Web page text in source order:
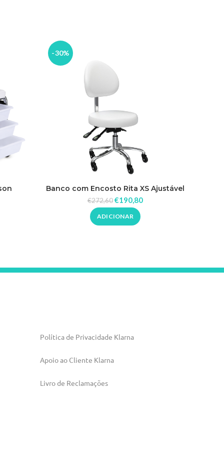
-30%
Banco com Encosto Rita XS Ajustável
€272,60€190,80
ADICIONAR
Política de Privacidade Klarna
Apoio ao Cliente Klarna
Livro de Reclamações